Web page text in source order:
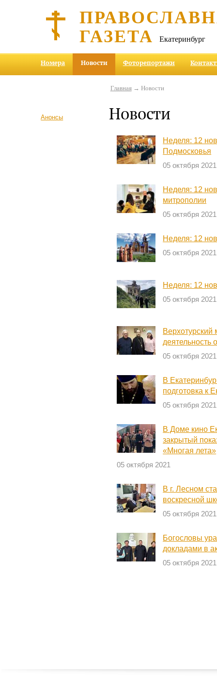
ГАЗЕТА Екатеринбург
Номера Новости Фоторепортажи
Анонсы
Главная→ Новости
Новости
Неделя: 12
Подмосковья
05 октября 2021
Неделя: 12
митрополии
05 октября 2021
Неделя: 12
05 октября 2021
Неделя: 12
05 октября 2021
Верхотурский
деятельность
05 октября 2021
В
подготовка к
05 октября 2021
В Доме кино
закрытый
«Многая лета»
05 октября 2021
В г. Лесном
воскресной
05 октября 2021
Богословы
докладами в
05 октября 2021